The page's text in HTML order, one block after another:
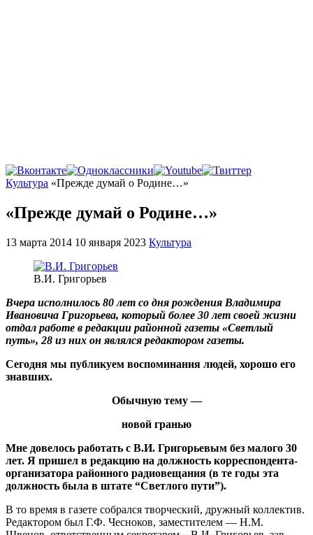
Главная
Культура «Прежде думай о Родине…»
«Прежде думай о Родине…»
13 марта 2014 10 января 2023 Культура
В.И. Григорьев
Вчера исполнилось 80 лет со дня рождения Владимира
Ивановича Григорьева, который более 30 лет своей жизни
отдал работе в редакции районной газеты «Светлый
путь», 28 из них он являлся редактором газеты.
Сегодня мы публикуем воспоминания людей, хорошо его
знавших.
Обычную тему —
новой гранью
Мне довелось работать с В.И. Григорьевым без малого 30
лет. Я пришел в редакцию на должность корреспондента-
организатора районного радиовещания (в те годы эта
должность была в штате “Светлого пути”).
В то время в газете собрался творческий, дружный коллектив.
Редактором был Г.Ф. Чесноков, заместителем — Н.М.